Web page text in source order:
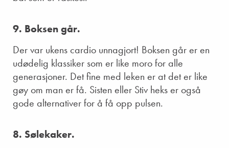
9. Boksen går.
Der var ukens cardio unnagjort! Boksen går er en
udødelig klassiker som er like moro for alle
generasjoner. Det fine med leken er at det er like
gøy om man er få. Sisten eller Stiv heks er også
gode alternativer for å få opp pulsen.
8. Sølekaker.